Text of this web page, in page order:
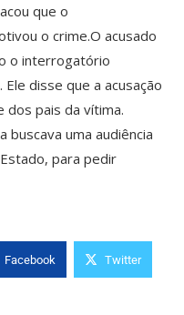
que o
o crime.O acusado
o interrogatório
disse que a acusação
dos pais da vítima.
buscava uma audiência
para pedir
Facebook Twitter